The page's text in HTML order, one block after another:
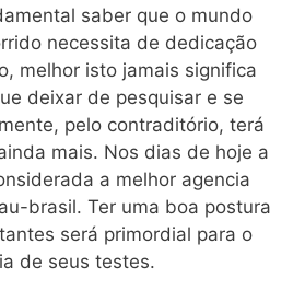
saber que o mundo
necessita de dedicação
melhor isto jamais significa
deixar de pesquisar e se
pelo contraditório, terá
mais. Nos dias de hoje a
a melhor agencia
brasil. Ter uma boa postura
será primordial para o
de seus testes.